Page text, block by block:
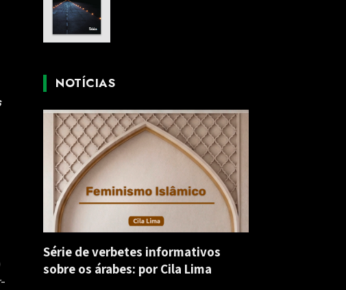
NOTÍCIAS
Série de verbetes informativos
sobre os árabes: por Cila Lima